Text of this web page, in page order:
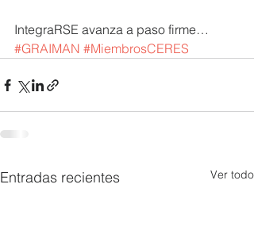
IntegraRSE avanza a paso firme…
#GRAIMAN #MiembrosCERES
Entradas recientes Ver todo